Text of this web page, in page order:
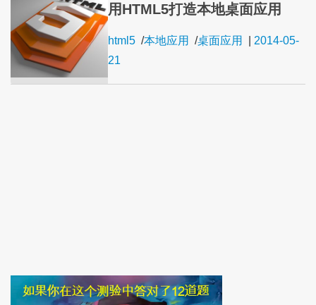
用HTML5打造本地桌面应用
html5 /本地应用 /桌面应用
2014-05-
21